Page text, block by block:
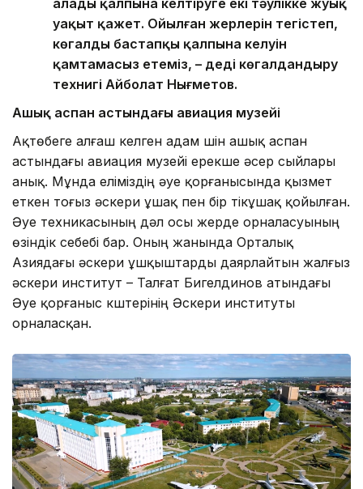
алаңды қалпына келтіруге екі тәулікке жуық
уақыт қажет. Ойылған жерлерін тегістеп,
көгалдың бастапқы қалпына келуін
қамтамасыз етеміз, – деді көгалдандыру
технигі Айболат Нығметов.
Ашық аспан астындағы авиация музейі
Ақтөбеге алғаш келген адам үшін ашық аспан
астындағы авиация музейі ерекше әсер сыйлары
анық. Мұнда еліміздің әуе қорғанысында қызмет
еткен тоғыз әскери ұшақ пен бір тікұшақ қойылған.
Әуе техникасының дәл осы жерде орналасуының
өзіндік себебі бар. Оның жанында Орталық
Азиядағы әскери ұшқыштарды даярлайтын жалғыз
әскери институт – Талғат Бигелдинов атындағы
Әуе қорғаныс күштерінің Әскери институты
орналасқан.